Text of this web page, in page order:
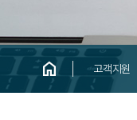
home 고객지원